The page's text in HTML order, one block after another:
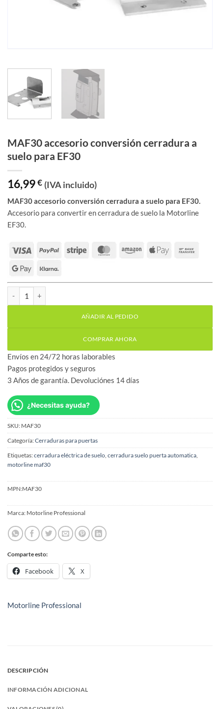
MAF30 accesorio conversión cerradura a
suelo para EF30
16,99€ (IVA incluido)
MAF30 accesorio conversión cerradura a suelo para EF30.
Accesorio para convertir en cerradura de suelo la Motorline
EF30.
MAF30 accesorio conversión cerradura a suelo para EF30
AÑADIR AL PEDIDO
COMPRAR AHORA
Envíos en 24/72 horas laborables
Pagos protegidos y seguros
3 Años de garantía. Devoluciónes 14 días
¿Necesitas ayuda?
SKU: MAF30
Categoría:Cerraduras para puertas
Etiquetas:cerradura eléctrica de suelo, cerradura suelo puerta automatica,
motorline maf30
MPN:MAF30
Marca: Motorline Professional
Comparte esto:
Facebook X
Motorline Professional
DESCRIPCIÓN
INFORMACIÓN ADICIONAL